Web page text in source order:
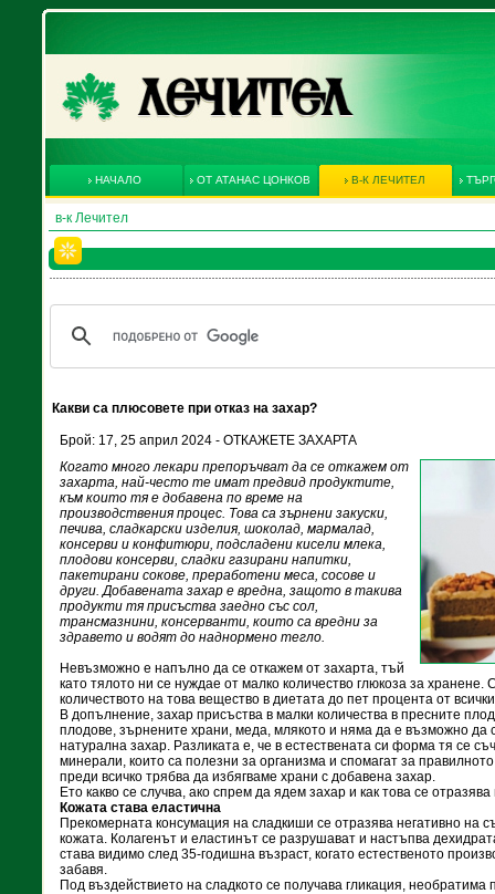
НАЧАЛО ОТ АТАНАС ЦОНКОВ В-К ЛЕЧИТЕЛ
в-к Лечител
Какви са плюсовете при отказ на захар?
Брой: 17, 25 април 2024 - ОТКАЖЕТЕ ЗАХАРТА
Когато много лекари препоръчват да се откажем от
захарта, най-често те имат предвид продуктите,
към които тя е добавена по време на
производствения процес. Това са зърнени закуски,
печива, сладкарски изделия, шоколад, мармалад,
консерви и конфитюри, подсладени кисели млека,
плодови консерви, сладки газирани напитки,
пакетирани сокове, преработени меса, сосове и
други. Добавената захар е вредна, защото в такива
продукти тя присъства заедно със сол,
трансмазнини, консерванти, които са вредни за
здравето и водят до наднормено тегло.
Невъзможно е напълно да се откажем от захарта, тъй
като тялото ни се нуждае от малко количество глюкоза за
количеството на това вещество в диетата до пет процента от
В допълнение, захар присъства в малки количества в пресните
плодове, зърнените храни, меда, млякото и няма да е възможно да
натурална захар. Разликата е, че в естествената си форма тя се
минерали, които са полезни за организма и спомагат за
преди всичко трябва да избягваме храни с добавена захар.
Ето какво се случва, ако спрем да ядем захар и как това се
Кожата става еластична
Прекомерната консумация на сладкиши се отразява негативно на
кожата. Колагенът и еластинът се разрушават и настъпва
става видимо след 35-годишна възраст, когато естественото
забавя.
Под въздействието на сладкото се получава гликация, необратима